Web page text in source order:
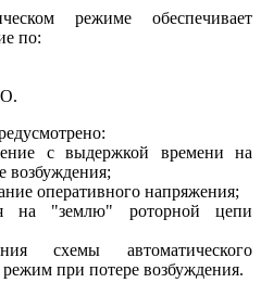
режиме обеспечивает
по:
с выдержкой времени на
возбуждения;
оперативного напряжения;
на "землю" роторной цепи
схемы автоматического
при потере возбуждения.